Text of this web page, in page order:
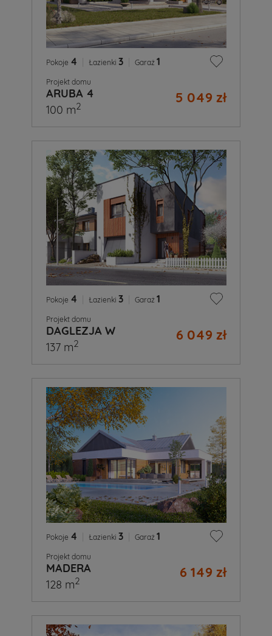
Pokoje 4 Łazienki 3 Garaż 1
Projekt domu
ARUBA 4 5 049 zł
100 m2
Pokoje 4 Łazienki 3 Garaż 1
Projekt domu
DAGLEZJA W 6 049 zł
137 m2
Pokoje 4 Łazienki 3 Garaż 1
Projekt domu
MADERA 6 149 zł
128 m2